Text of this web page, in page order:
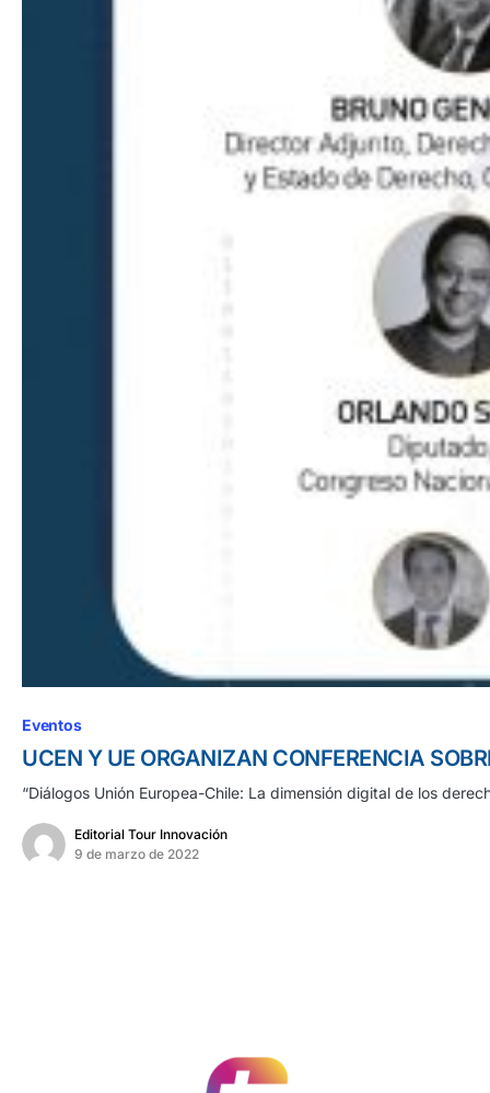
Eventos
UCEN Y UE ORGANIZAN CONFERENCIA
“Diálogos Unión Europea-Chile: La dimensión digital de los
Editorial Tour Innovación
9 de marzo de 2022